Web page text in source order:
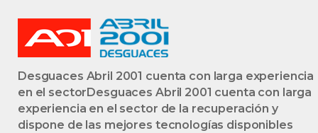
Desguaces Abril 2001 cuenta con larga experiencia
en el sectorDesguaces Abril 2001 cuenta con larga
experiencia en el sector de la recuperación y
dispone de las mejores tecnologías disponibles